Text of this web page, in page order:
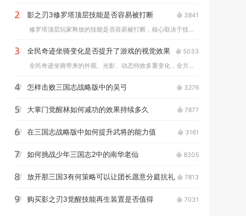
2 影之刃3修罗塔顶层技能是否容易被打断
3841
修罗塔顶层玩家释放的技能是否容易被打断，核心取决于技能自带霸...
3 全民奇迹坐骑变化是否提升了游戏的视觉效果
5033
全民奇迹坐骑带来的外观、光影、动态特效多重变化，全方位提升了...
4 怎样击败三国志战略版中的吴弓 3276
5 大掌门觉醒林如何减功的效果持续多久 7877
6 在三国志战略版中如何提升武将的能力值 3161
7 如何挑战少年三国志2中的南华老仙 8305
8 放开那三国3有何策略可以让团长愿意分庭抗礼 7813
9 购买影之刃3觉醒技能再生装置是否值得 7031